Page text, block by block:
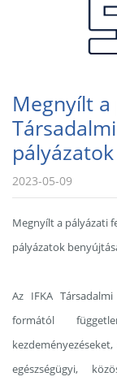
Megnyílt a
2023-05-09
Megnyílt a pályázati
pályázatok
Az IFKA
formától
egészségügyi,